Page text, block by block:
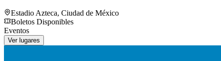
Estadio Azteca, Ciudad de México
Boletos Disponibles
Eventos
Ver lugares